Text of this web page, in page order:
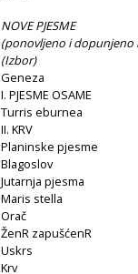
NOVE PJESME
(ponovljeno i dopunjeno
(Izbor)
Geneza
I. PJESME OSAME
Turris eburnea
II. KRV
Planinske pjesme
Blagoslov
Jutarnja pjesma
Maris stella
Orač
ŽenR zapušćenR
Uskrs
Krv